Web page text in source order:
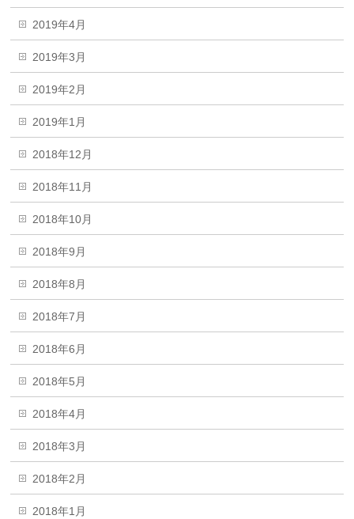
2019年4月
2019年3月
2019年2月
2019年1月
2018年12月
2018年11月
2018年10月
2018年9月
2018年8月
2018年7月
2018年6月
2018年5月
2018年4月
2018年3月
2018年2月
2018年1月